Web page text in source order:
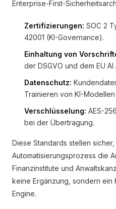
Enterprise-First-
Zertifizierungen: SOC 2
42001 (KI-Governance).
Einhaltung von
der DSGVO und dem EU AI
Datenschutz:
Trainieren von KI-
Verschlüsselung: AES-
bei der Übertragung.
Diese Standards stellen
Automatisierungsprozess die
Finanzinstitute und
keine Ergänzung, sondern ein
Engine.